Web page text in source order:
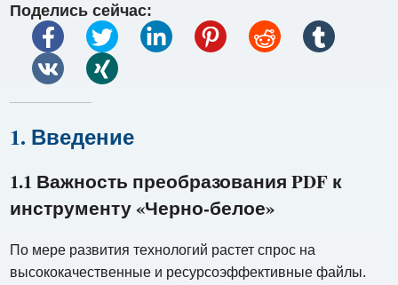
Поделись сейчас:
1. Введение
1.1 Важность преобразования PDF к
инструменту «Черно-белое»
По мере развития технологий растет спрос на
высококачественные и ресурсоэффективные файлы.